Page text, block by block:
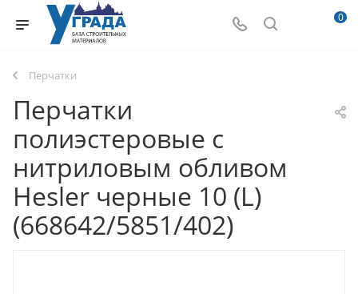
0
Перчатки
Перчатки
полиэстеровые с
нитриловым обливом
Hesler черные 10 (L)
(668642/5851/402)